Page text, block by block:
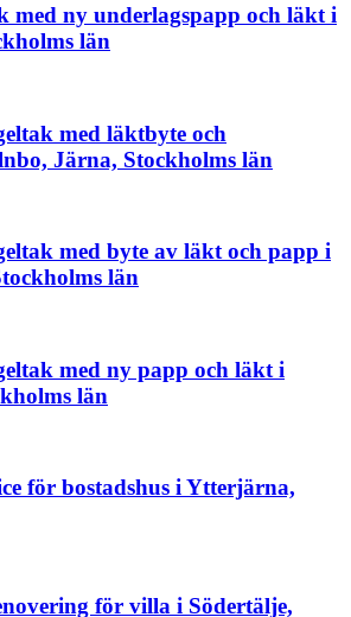
med ny underlagspapp och läkt i
län
med läktbyte och
Järna, Stockholms län
med byte av läkt och papp i
län
med ny papp och läkt i
län
för bostadshus i Ytterjärna,
för villa i Södertälje,